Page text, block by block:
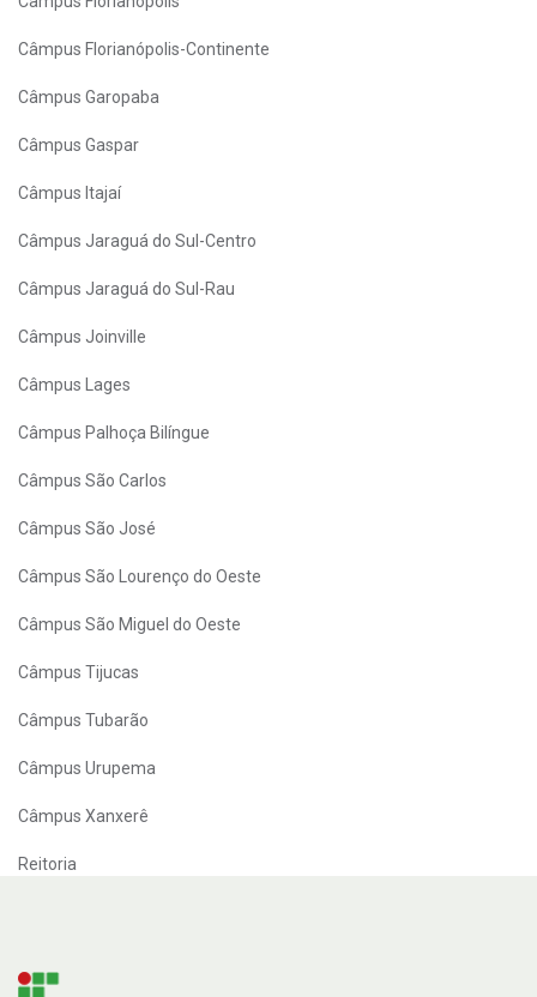
Câmpus Florianópolis-Continente
Câmpus Garopaba
Câmpus Gaspar
Câmpus Itajaí
Câmpus Jaraguá do Sul-Centro
Câmpus Jaraguá do Sul-Rau
Câmpus Joinville
Câmpus Lages
Câmpus Palhoça Bilíngue
Câmpus São Carlos
Câmpus São José
Câmpus São Lourenço do Oeste
Câmpus São Miguel do Oeste
Câmpus Tijucas
Câmpus Tubarão
Câmpus Urupema
Câmpus Xanxerê
Reitoria